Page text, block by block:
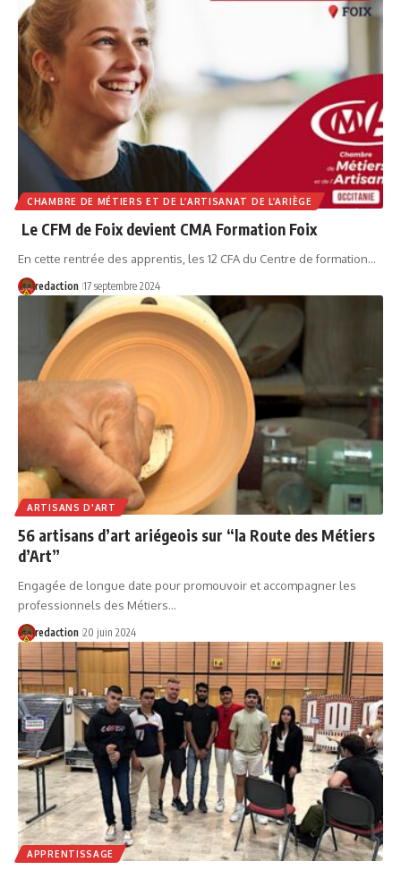
CHAMBRE DE MÉTIERS ET DE L’ARTISANAT DE L’ARIÈGE
Le CFM de Foix devient CMA Formation Foix
En cette rentrée des apprentis, les 12 CFA du Centre de formation…
redaction 17 septembre 2024
ARTISANS D'ART
56 artisans d’art ariégeois sur “la Route des Métiers
d’Art”
Engagée de longue date pour promouvoir et accompagner les
professionnels des Métiers…
redaction 20 juin 2024
APPRENTISSAGE